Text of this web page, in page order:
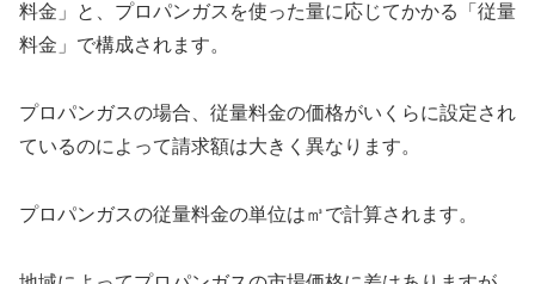
料金」と、プロパンガスを使った量に応じてかかる「従量
料金」で構成されます。
プロパンガスの場合、従量料金の価格がいくらに設定され
ているのによって請求額は大きく異なります。
プロパンガスの従量料金の単位は㎥で計算されます。